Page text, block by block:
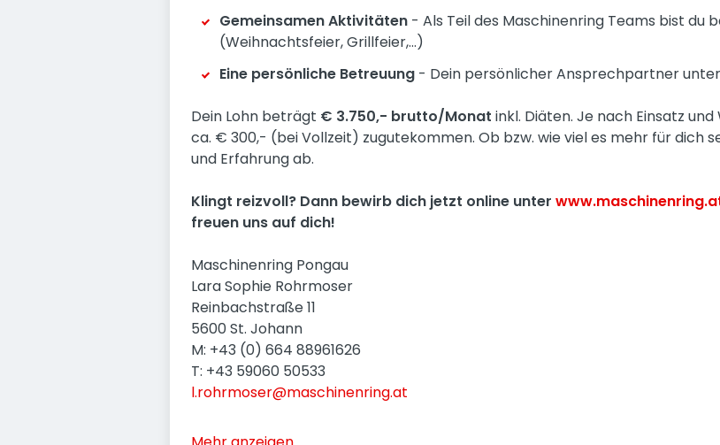
Gemeinsamen Aktivitäten - Als Teil des Maschinenring Teams bist du
(Weihnachtsfeier, Grillfeier,...)
Eine persönliche Betreuung - Dein persönlicher Ansprechpartner
Dein Lohn beträgt € 3.750,- brutto/Monat inkl. Diäten. Je nach Einsatz
ca. € 300,- (bei Vollzeit) zugutekommen. Ob bzw. wie viel es mehr für dich
und Erfahrung ab.
Klingt reizvoll? Dann bewirb dich jetzt online unter
freuen uns auf dich!
Maschinenring Pongau
Lara Sophie Rohrmoser
Reinbachstraße 11
5600 St. Johann
M: +43 (0) 664 88961626
T: +43 59060 50533
l.rohrmoser@maschinenring.at